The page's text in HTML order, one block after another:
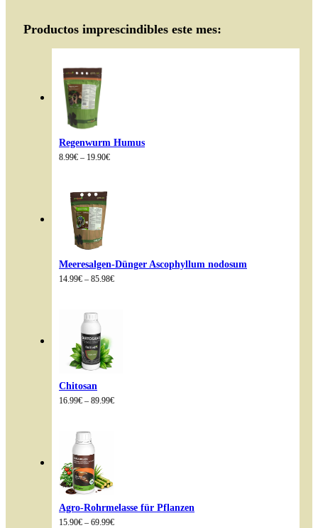
Productos imprescindibles este mes:
Regenwurm Humus
8.99€ – 19.90€Preisspanne:
Meeresalgen-Dünger Ascophyllum nodosum
14.99€ – 85.98€Preisspanne:
Chitosan
16.99€ – 89.99€Preisspanne:
Agro-Rohrmelasse für Pflanzen
15.90€ – 69.99€Preisspanne: